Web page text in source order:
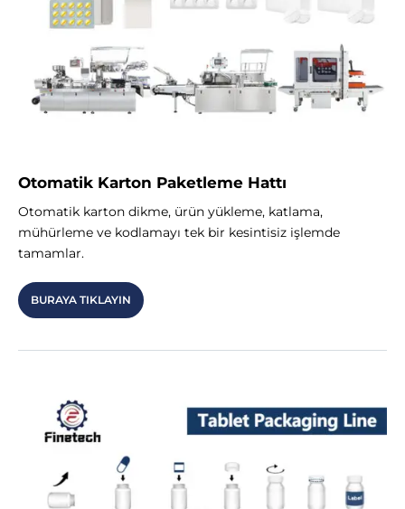
Otomatik Karton Paketleme Hattı
Otomatik karton dikme, ürün yükleme, katlama,
mühürleme ve kodlamayı tek bir kesintisiz işlemde
tamamlar.
BURAYA TIKLAYIN